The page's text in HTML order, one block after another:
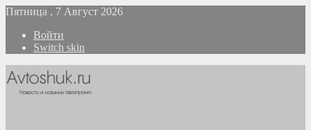
Пятница , 7 Август 2026
Войти
Switch skin